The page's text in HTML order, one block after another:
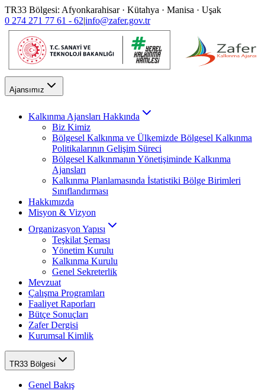
TR33 Bölgesi: Afyonkarahisar · Kütahya · Manisa · Uşak
0 274 271 77 61 - 62|info@zafer.gov.tr
Ajansımız
Kalkınma Ajansları Hakkında
Biz Kimiz
Bölgesel Kalkınma ve Ülkemizde Bölgesel Kalkınma
Politikalarının Gelişim Süreci
Bölgesel Kalkınmanın Yönetişiminde Kalkınma
Ajansları
Kalkınma Planlamasında İstatistiki Bölge Birimleri
Sınıflandırması
Hakkımızda
Misyon & Vizyon
Organizasyon Yapısı
Teşkilat Şeması
Yönetim Kurulu
Kalkınma Kurulu
Genel Sekreterlik
Mevzuat
Çalışma Programları
Faaliyet Raporları
Bütçe Sonuçları
Zafer Dergisi
Kurumsal Kimlik
TR33 Bölgesi
Genel Bakış